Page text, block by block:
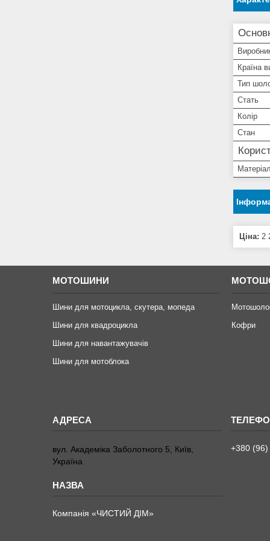
Країна
Тип
Стать
Колір
Стан
Ціна: 2
МОТОШИНИ
Шини для мотоцикла, скутера, мопеда
Шини для квадроцикла
Шини для навантажувачів
Шини для мотоблока
Кофри
вул. Академіка Заболотного 5, Київ,
Україна
Компанія «ЧИСТИЙ ДІМ»
+380